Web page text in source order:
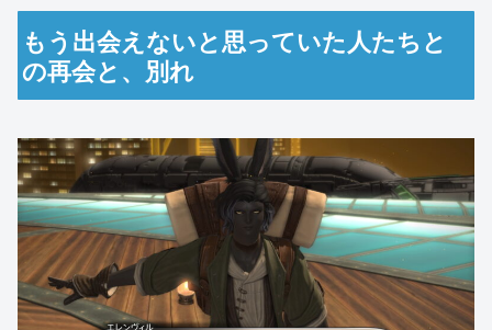
もう出会えないと思っていた人たちと
の再会と、別れ